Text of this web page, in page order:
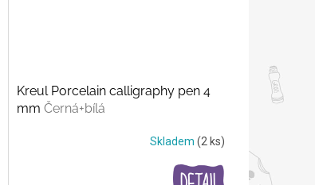
Kreul Porcelain calligraphy pen 4
mm Černá+bílá
Skladem (2 ks)